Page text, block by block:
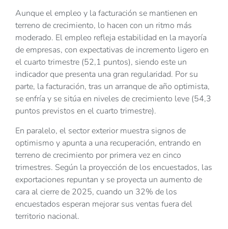
Aunque el empleo y la facturación se mantienen en
terreno de crecimiento, lo hacen con un ritmo más
moderado. El empleo refleja estabilidad en la mayoría
de empresas, con expectativas de incremento ligero en
el cuarto trimestre (52,1 puntos), siendo este un
indicador que presenta una gran regularidad. Por su
parte, la facturación, tras un arranque de año optimista,
se enfría y se sitúa en niveles de crecimiento leve (54,3
puntos previstos en el cuarto trimestre).
En paralelo, el sector exterior muestra signos de
optimismo y apunta a una recuperación, entrando en
terreno de crecimiento por primera vez en cinco
trimestres. Según la proyección de los encuestados, las
exportaciones repuntan y se proyecta un aumento de
cara al cierre de 2025, cuando un 32% de los
encuestados esperan mejorar sus ventas fuera del
territorio nacional.